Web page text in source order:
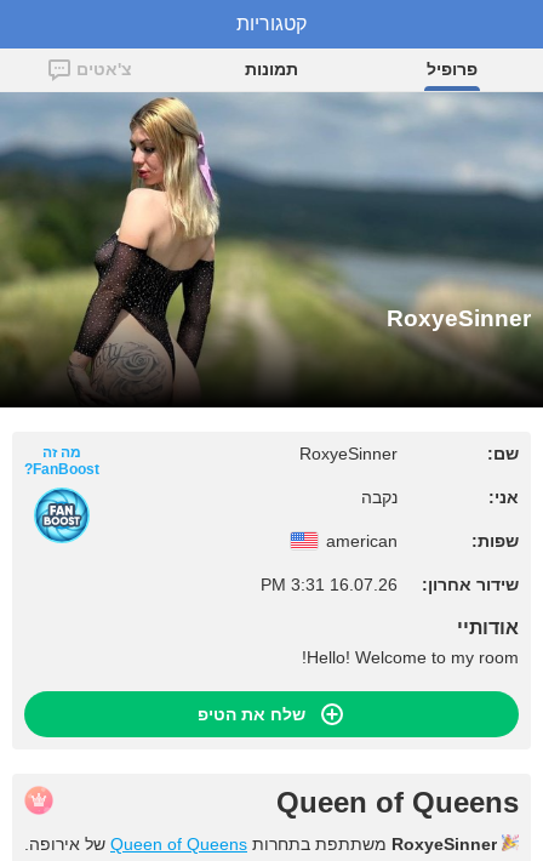
RoxyeSinner
פרופיל תמונות צ'אטים
RoxyeSinner
שם: RoxyeSinner
אני: נקבה
שפות: american
שידור אחרון: 16.07.26 3:31 PM
מה זה
FanBoost?
אודותיי
Hello! Welcome to my room!
שלח את הטיפ
Queen of Queens
RoxyeSinner משתתפת בתחרות Queen of Queens של אירופה.
קטגוריות